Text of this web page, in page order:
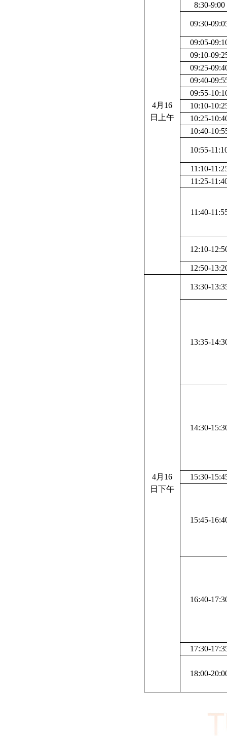
4月 16
日上午
8:30-9:00
09:30-
09:05-
09:10-
09:25-
09:40-
09:55-
10:10-
10:25-
10:40-
10:55-
11:10-
11:25-
11:40-
12:10-
12:50-
4月 16
日下午
13:30-
13:35-
14:30-
15:30-
15:45-
16:40-
17:30-
18:00-